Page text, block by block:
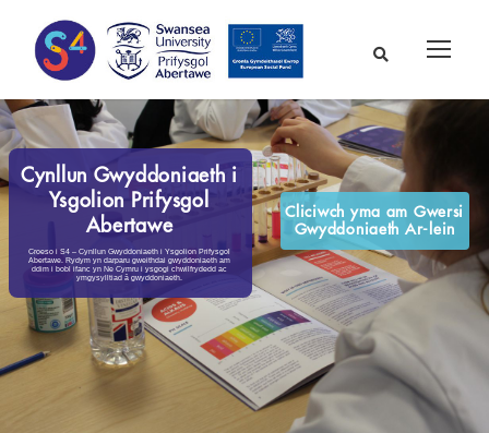
Croeso i S4 – Cynllun Gwyddoniaeth i Ysgolion Prifysgol
Abertawe. Rydym yn darparu gweithdai gwyddoniaeth am
ddim i bobl ifanc yn Ne Cymru i ysgogi chwilfrydedd ac
ymgysylltiad â gwyddoniaeth.
Cynllun Gwyddoniaeth i
Ysgolion Prifysgol
Abertawe
Cliciwch yma am Gwersi
Gwyddoniaeth Ar-lein